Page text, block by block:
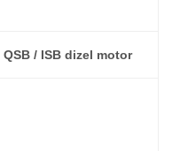
/ ISB dizel motor